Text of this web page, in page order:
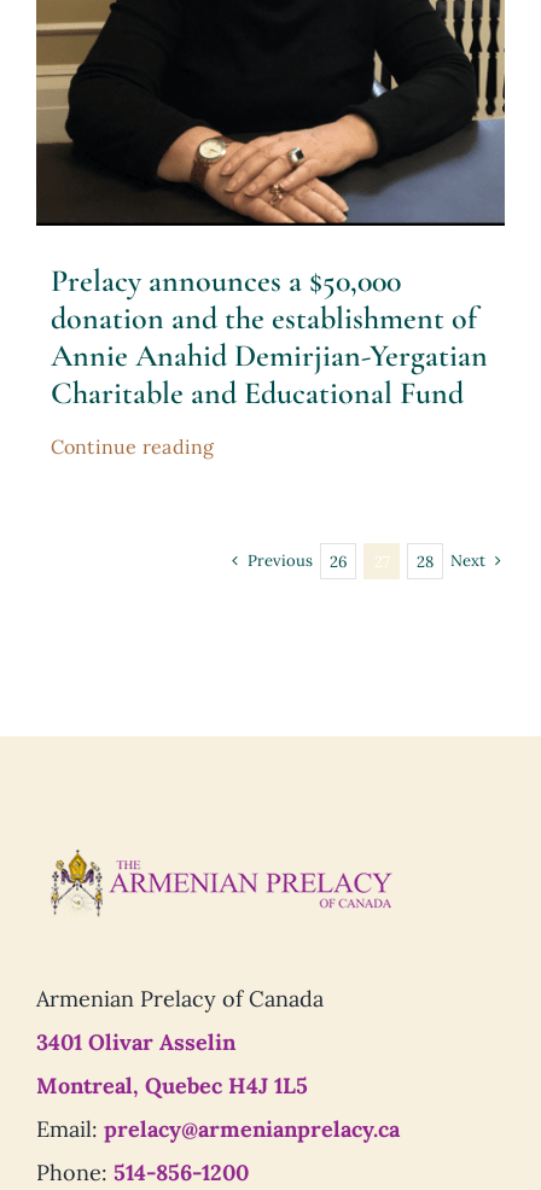
Prelacy announces a $50,000
donation and the establishment of
Annie Anahid Demirjian-Yergatian
Charitable and Educational Fund
Continue reading
Previous 26 27 28 Next
Armenian Prelacy of Canada
3401 Olivar Asselin
Montreal, Quebec H4J 1L5
Email: prelacy@armenianprelacy.ca
Phone: 514-856-1200